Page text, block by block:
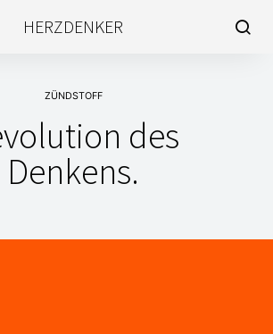
HERZDENKER
ZÜNDSTOFF
des
Denkens.